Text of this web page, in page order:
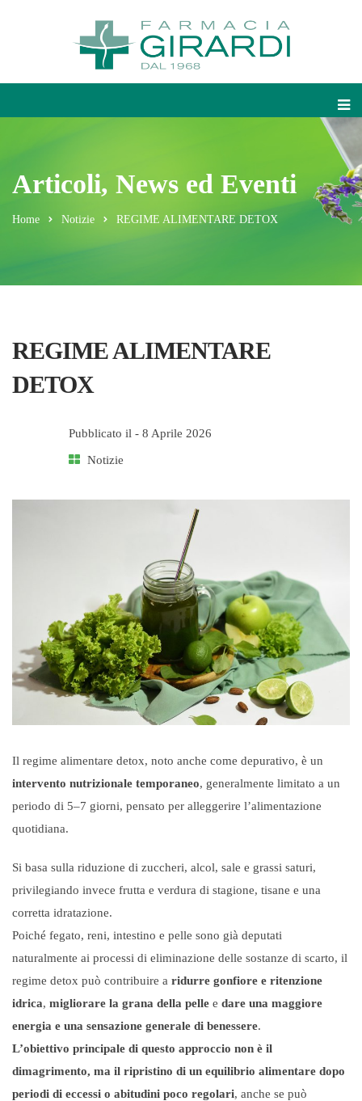
Articoli, News ed Eventi
Home Notizie REGIME ALIMENTARE DETOX
REGIME ALIMENTARE
DETOX
Pubblicato il - 8 Aprile 2026
Notizie
Il regime alimentare detox, noto anche come depurativo, è un
intervento nutrizionale temporaneo, generalmente limitato a un
periodo di 5–7 giorni, pensato per alleggerire l’alimentazione
quotidiana.
Si basa sulla riduzione di zuccheri, alcol, sale e grassi saturi,
privilegiando invece frutta e verdura di stagione, tisane e una
corretta idratazione.
Poiché fegato, reni, intestino e pelle sono già deputati
naturalmente ai processi di eliminazione delle sostanze di scarto, il
regime detox può contribuire a ridurre gonfiore e ritenzione
idrica, migliorare la grana della pelle e dare una maggiore
energia e una sensazione generale di benessere.
L’obiettivo principale di questo approccio non è il
dimagrimento, ma il ripristino di un equilibrio alimentare dopo
periodi di eccessi o abitudini poco regolari, anche se può